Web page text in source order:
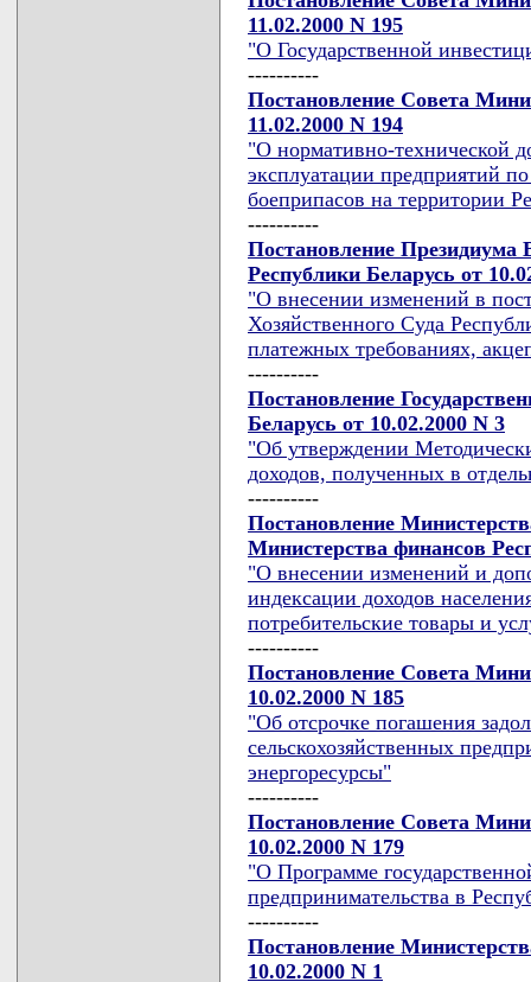
11.02.2000 N 195
"О Государственной
----------
Постановление Совета
11.02.2000 N 194
"О нормативно-технической
эксплуатации предприятий
боеприпасов на территории
----------
Постановление Президиума
Республики Беларусь от
"О внесении изменений в
Хозяйственного Суда
платежных требованиях,
----------
Постановление
Беларусь от 10.02.2000 N 3
"Об утверждении
доходов, полученных в
----------
Постановление
Министерства финансов
"О внесении изменений и
индексации доходов
потребительские товары и
----------
Постановление Совета
10.02.2000 N 185
"Об отсрочке погашения
сельскохозяйственных
энергоресурсы"
----------
Постановление Совета
10.02.2000 N 179
"О Программе
предпринимательства в
----------
Постановление
10.02.2000 N 1